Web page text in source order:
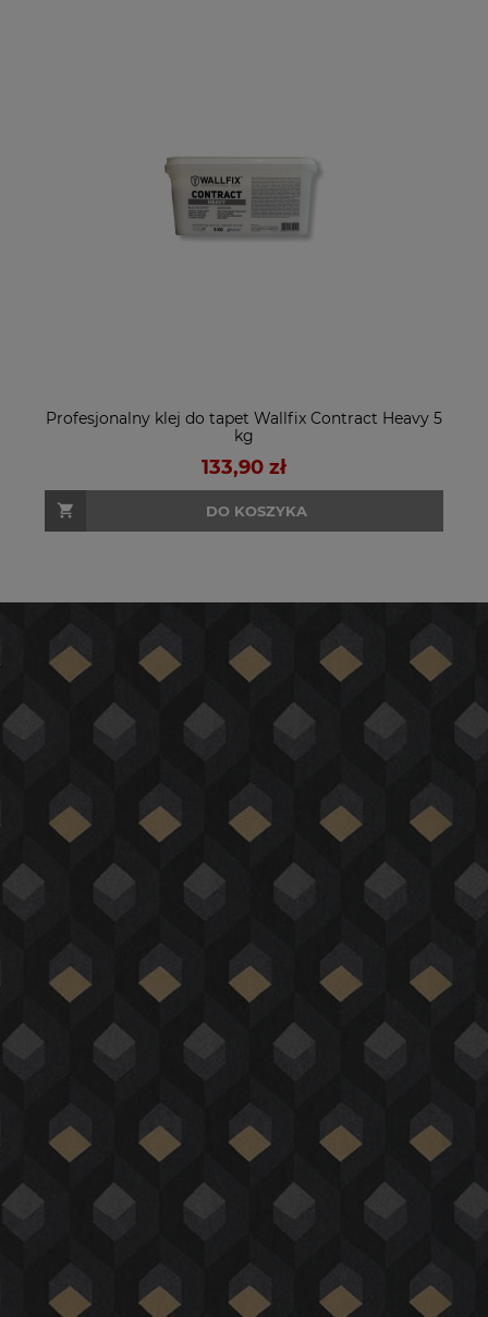
Profesjonalny klej do tapet Wallfix Contract Heavy 5
kg
133,90 zł
DO KOSZYKA